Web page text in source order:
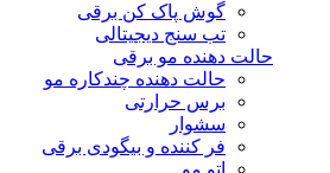
گوش پاک کن برقی
تب سنج دیجیتالی
حالت دهنده مو برقی
حالت دهنده چندکاره مو
برس حرارتی
سشوار
فر کننده و بیگودی برقی
اتو مو